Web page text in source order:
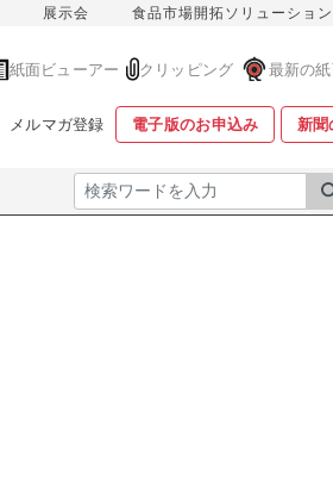
展示会 食品市場開拓ソリューション
紙面ビューアー クリッピング 最新の
メルマガ登録 電子版のお申込み 新聞